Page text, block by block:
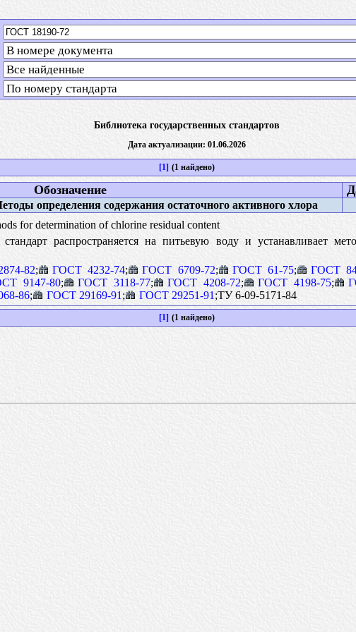
Библиотека государственных стандартов
Дата актуализации: 01.06.2026
[1] (1 найдено)
Обозначение
определения содержания остаточного активного хлора
for determination of chlorine residual content
распространяется на питьевую воду и устанавливает
82; ГОСТ 4232-74; ГОСТ 6709-72; ГОСТ 61-75; ГОСТ
9147-80; ГОСТ 3118-77; ГОСТ 4208-72; ГОСТ 4198-75;
86; ГОСТ 29169-91 ; ГОСТ 29251-91 ;ТУ 6-09-5171-84
[1] (1 найдено)